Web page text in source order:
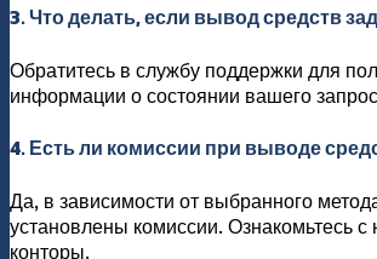
3. Что делать, если вывод средств
Обратитесь в службу поддержки для
информации о состоянии вашего
4. Есть ли комиссии при выводе
Да, в зависимости от выбранного
установлены комиссии. Ознакомьтесь с
конторы.